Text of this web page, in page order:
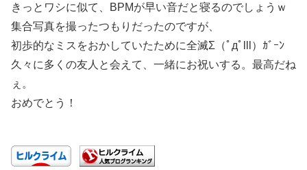
きっとワシに似て、BPMが早い音だと寝るのでしょうｗ
集合写真を撮ったつもりだったのですが、
初歩的なミスをおかしていたために全滅Σ（ﾟдﾟlll）ｶﾞｰﾝ
久々に多くの友人と会えて、一緒にお祝いする。最高だね
ぇ。
おめでとう！